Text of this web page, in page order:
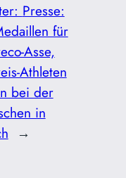
Presse:
für
Asse,
Athleten
bei der
in
→